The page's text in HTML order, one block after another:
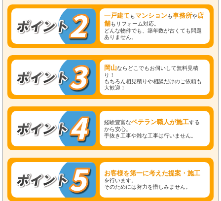
一戸建て もマンションも事務所や店
舗もリフォーム対応。
どんな物件でも、築年数が古くても問題
ありません。
岡山ならどこでもお伺いして無料見積
り！
もちろん相見積りや相談だけのご依頼も
大歓迎！
経験豊富なベテラン職人が施工する
から安心。
手抜き工事や雑な工事は行いません。
お客様を第一に考えた提案・施工
を行います。
そのためには努力を惜しみません。